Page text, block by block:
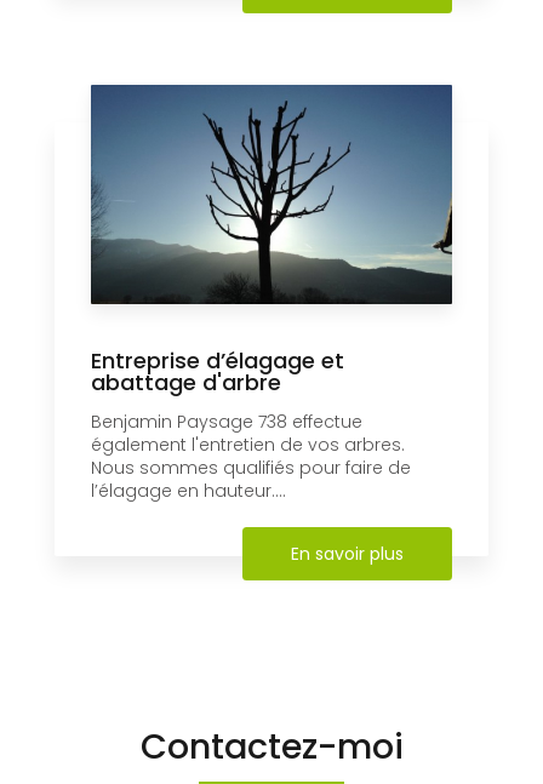
Entreprise d’élagage et
abattage d'arbre
Benjamin Paysage 738 effectue
également l'entretien de vos arbres.
Nous sommes qualifiés pour faire de
l’élagage en hauteur....
En savoir plus
Contactez-moi